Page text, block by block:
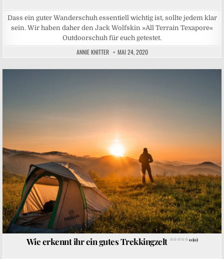
Dass ein guter Wanderschuh essentiell wichtig ist, sollte jedem klar
sein. Wir haben daher den Jack Wolfskin »All Terrain Texapore«
Outdoorschuh für euch getestet.
ANNIE KNITTER MAI 24, 2020
Wie erkennt ihr ein gutes Trekkingzelt 0 (0)